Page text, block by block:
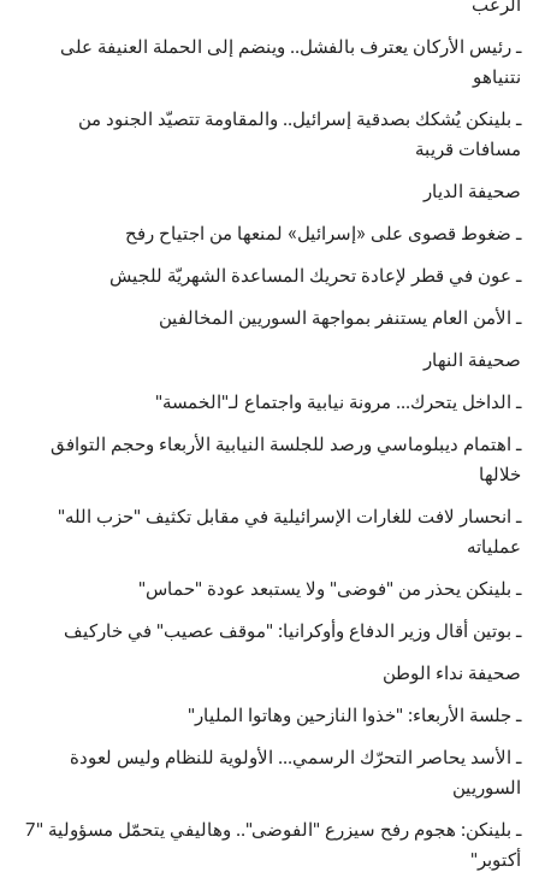
ـ رئيس الأركان يعترف بالفشل.. وينضم إلى الحملة العنيفة على
نتنياهو
ـ بلينكن يُشكك بصدقية إسرائيل.. والمقاومة تتصيّد الجنود من
مسافات قريبة
صحيفة الديار
ـ ضغوط قصوى على «إسرائيل» لمنعها من اجتياح رفح
ـ عون في قطر لإعادة تحريك المساعدة الشهريّة للجيش
ـ الأمن العام يستنفر بمواجهة السوريين المخالفين
صحيفة النهار
ـ الداخل يتحرك... مرونة نيابية واجتماع لـ"الخمسة"
ـ اهتمام ديبلوماسي ورصد للجلسة النيابية الأربعاء وحجم التوافق
خلالها
ـ انحسار لافت للغارات الإسرائيلية في مقابل تكثيف "حزب الله"
عملياته
ـ بلينكن يحذر من "فوضى" ولا يستبعد عودة "حماس"
ـ بوتين أقال وزير الدفاع وأوكرانيا: "موقف عصيب" في خاركيف
صحيفة نداء الوطن
ـ جلسة الأربعاء: "خذوا النازحين وهاتوا المليار"
ـ الأسد يحاصر التحرّك الرسمي... الأولوية للنظام وليس لعودة
السوريين
ـ بلينكن: هجوم رفح سيزرع "الفوضى".. وهاليفي يتحمّل مسؤولية "7
أكتوبر"